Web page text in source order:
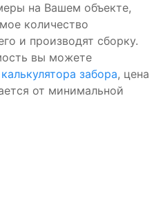
на Вашем объекте,
количество
и производят сборку.
вы можете
калькулятора забора, цена
от минимальной